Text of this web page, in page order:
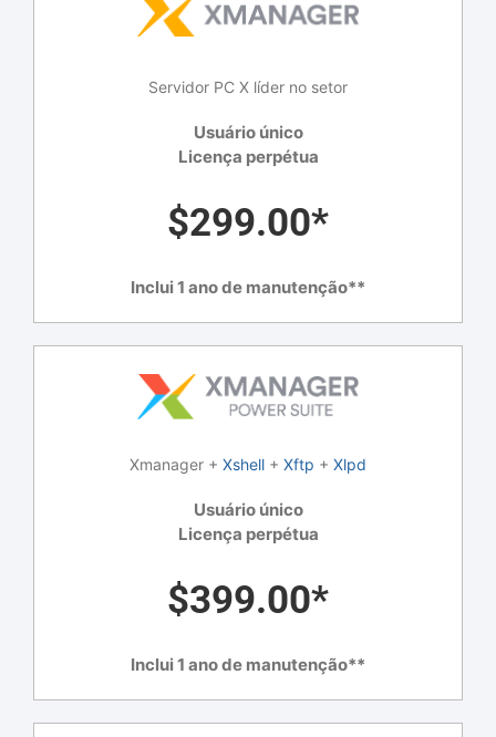
Servidor PC X líder no setor
Usuário único
Licença perpétua
$299.00*
Inclui 1 ano de manutenção**
Xmanager + Xshell + Xftp + Xlpd
Usuário único
Licença perpétua
$399.00*
Inclui 1 ano de manutenção**